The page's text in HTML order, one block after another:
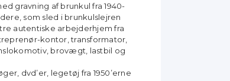
gravning af brunkul fra 1940-
som sled i brunkulslejren
autentiske arbejderhjem fra
kontor, transformator,
brovægt, lastbil og
dvd’er, legetøj fra 1950’erne